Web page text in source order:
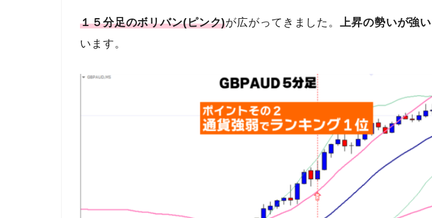
１５分足のボリバン(ピンク)が広がってきました。上昇の勢いが強い
います。